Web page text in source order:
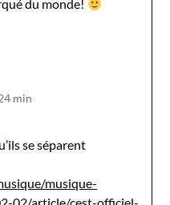
du monde!
min
se séparent
musique-